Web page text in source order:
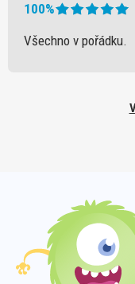
100%
Všechno v pořádku.